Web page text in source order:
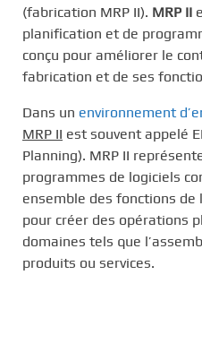
(fabrication MRP II). MRP II
planification et de
conçu pour améliorer le
fabrication et de ses
Dans un environnement
MRP II est souvent appelé
Planning). MRP II
programmes de logiciels
ensemble des fonctions de
pour créer des opérations
domaines tels que
produits ou services.